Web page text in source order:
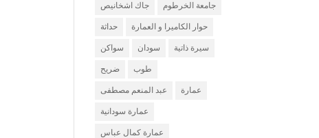
جاك اشخانيص جامعة الخرطوم
حداثة حوار الكاميرا و العمارة
سواكن سودان سيرة ذاتية
ضريح طوب
عبد المنعم مصطفى عمارة
عمارة سودانية
عمارة كمال عباس